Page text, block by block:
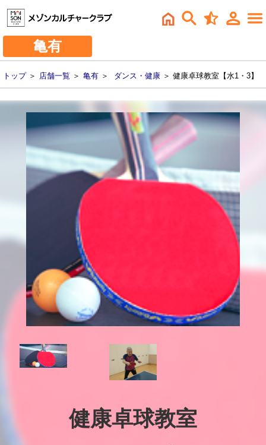
亀有
トップ＞ 店舗一覧 ＞ 亀有 ＞ ダンス・健康 ＞ 健康卓球教室【水1・3】
健康卓球教室